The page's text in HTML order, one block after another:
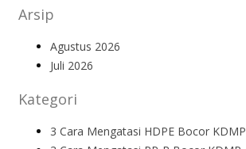
Arsip
Agustus 2026
Juli 2026
Kategori
3 Cara Mengatasi HDPE Bocor KDMP